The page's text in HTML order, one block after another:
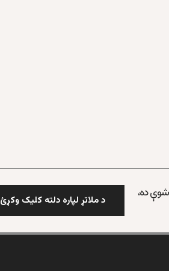
شوې ده، د ملاتړ لپاره دلته کلیک وکړئ